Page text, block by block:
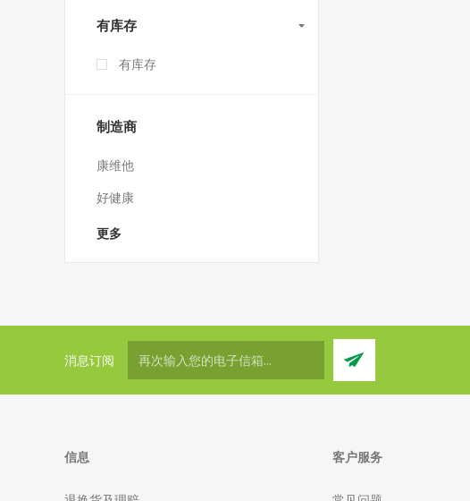
有库存
有库存
制造商
康维他
好健康
更多
消息订阅
信息 客户服务